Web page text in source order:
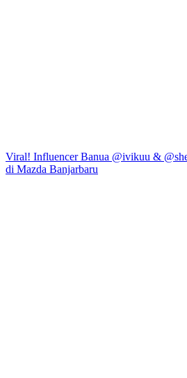
Viral! Influencer Banua @ivikuu &
di Mazda Banjarbaru